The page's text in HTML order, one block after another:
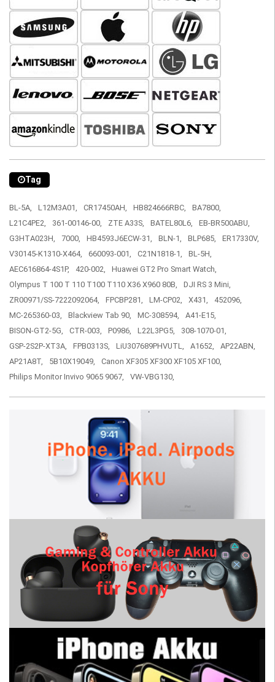
Tag
BL-5A, L12M3A01, CR17450AH, HB824666RBC,
BA7800,
L21C4PE2,
361-00146-00, ZTE A33S, BATEL80L6,
EB-BR500ABU,
G3HTA023H,
7000, HB4593J6ECW-31, BLN-1, BLP685,
ER17330V,
V30145-K1310-X464,
660093-001, C21N1818-1,
BL-5H,
AEC616864-4S1P,
420-002,
Huawei GT2 Pro Smart Watch,
Olympus T 100 T 110 T100 T110 X36 X960 80B,
DJI RS 3 Mini,
ZR00971/SS-7222092064,
FPCBP281, LM-CP02, X431,
452096,
MC-265360-03,
Blackview Tab 90, MC-308594,
A41-E15,
BISON-GT2-5G,
CTR-003, P0986, L22L3PG5,
308-1070-01,
GSP-2S2P-XT3A,
FPB0313S, LiU307689PHVUTL, A1652,
AP22ABN,
AP21A8T,
5B10X19049,
Canon XF305 XF300 XF105 XF100,
Philips Monitor Invivo 9065 9067,
VW-VBG130,